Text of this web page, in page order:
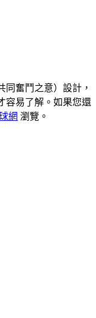
同奮鬥之意）設計，
容易了解。如果您還
網 瀏覽。